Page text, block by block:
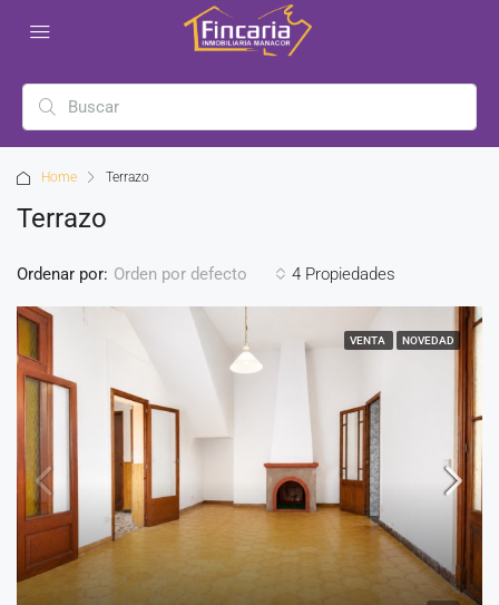
Home Terrazo
Terrazo
4 Propiedades
Ordenar por: Orden por defecto
VENTA NOVEDAD